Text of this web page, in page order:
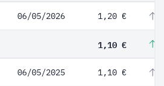
06/05/2026 1,20 €
1,10 €
06/05/2025 1,10 €